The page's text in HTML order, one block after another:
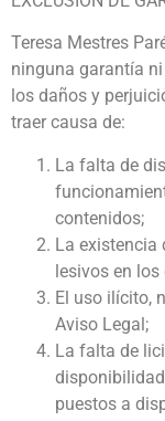
Teresa Mestres
ninguna garantía
los daños y
traer causa de:
La falta de
contenidos;
La existencia
lesivos en
El uso ilícito,
Aviso Legal;
La falta de
puestos a